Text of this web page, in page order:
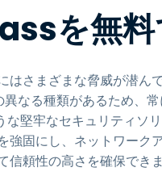
を無料
はさまざまな脅威が潜
なる種類があるため、
な堅牢なセキュリティソ
強固にし、ネットワーク
信頼性の高さを確保できま